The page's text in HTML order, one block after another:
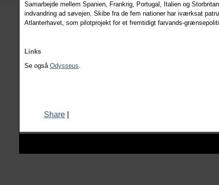
Samarbejde mellem Spanien, Frankrig, Portugal, Italien og
indvandring ad søvejen. Skibe fra de fem nationer har iværksat
Atlanterhavet, som pilotprojekt for et fremtidigt farvands-
Links
Se også Odysseus.
Share